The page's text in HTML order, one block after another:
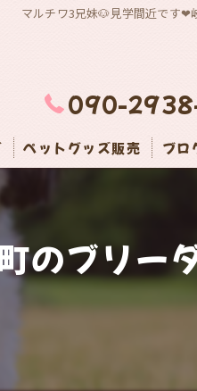
マルチワ3兄妹🐶見学間近です❤
090-
ペットグッズ販売 ブロ
のブリー